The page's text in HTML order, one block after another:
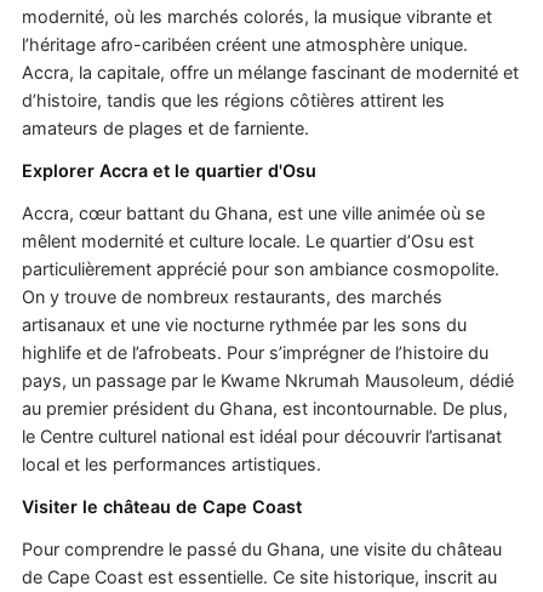
modernité, où les marchés colorés, la musique vibrante et
l’héritage afro-caribéen créent une atmosphère unique.
Accra, la capitale, offre un mélange fascinant de modernité et
d’histoire, tandis que les régions côtières attirent les
amateurs de plages et de farniente.
Explorer Accra et le quartier d'Osu
Accra, cœur battant du Ghana, est une ville animée où se
mêlent modernité et culture locale. Le quartier d’Osu est
particulièrement apprécié pour son ambiance cosmopolite.
On y trouve de nombreux restaurants, des marchés
artisanaux et une vie nocturne rythmée par les sons du
highlife et de l’afrobeats. Pour s’imprégner de l’histoire du
pays, un passage par le Kwame Nkrumah Mausoleum, dédié
au premier président du Ghana, est incontournable. De plus,
le Centre culturel national est idéal pour découvrir l’artisanat
local et les performances artistiques.
Visiter le château de Cape Coast
Pour comprendre le passé du Ghana, une visite du château
de Cape Coast est essentielle. Ce site historique, inscrit au